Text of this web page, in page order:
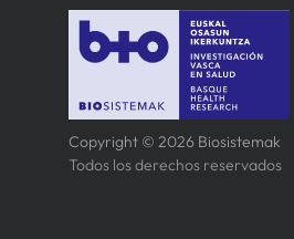
Copyright © 2026 Biosistemak
Todos los derechos reservados